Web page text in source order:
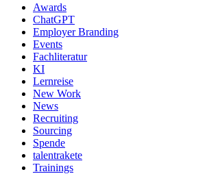
Awards
ChatGPT
Employer Branding
Events
Fachliteratur
KI
Lernreise
New Work
News
Recruiting
Sourcing
Spende
talentrakete
Trainings